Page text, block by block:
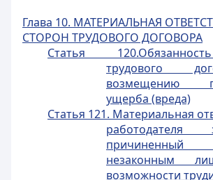
Глава 10. МАТЕРИАЛЬНАЯ
СТОРОН ТРУДОВОГО ДОГОВОРА
Статья
трудового
возмещению
ущерба (вреда)
Статья 121. Материальная
причиненный
незаконным
возможности